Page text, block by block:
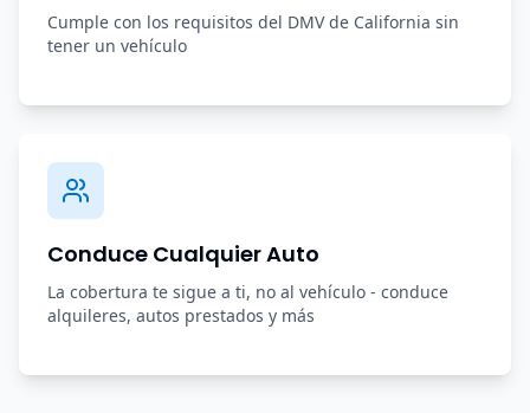
Cumple con los requisitos del DMV de California sin
tener un vehículo
Conduce Cualquier Auto
La cobertura te sigue a ti, no al vehículo - conduce
alquileres, autos prestados y más